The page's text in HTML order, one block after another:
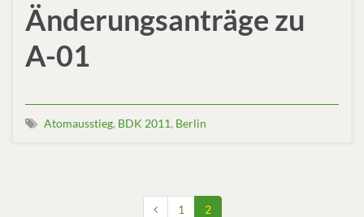
Änderungsanträge zu
A-01
Atomausstieg, BDK 2011, Berlin
1 2